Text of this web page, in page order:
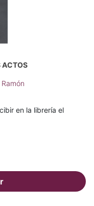
ACTOS
en la librería el